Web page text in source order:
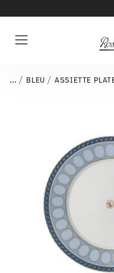
☀️ Summer SALE
... BLEU ASSIETTE